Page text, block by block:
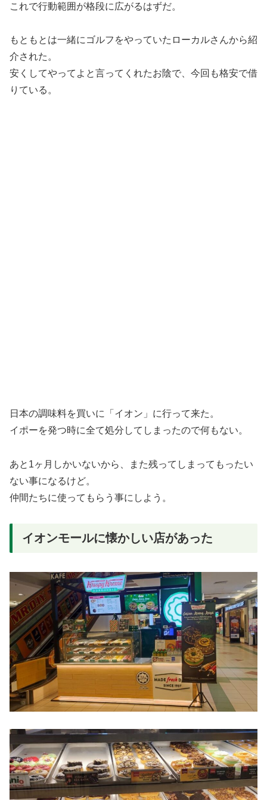
これで行動範囲が格段に広がるはずだ。
もともとは一緒にゴルフをやっていたローカルさんから紹
介された。
安くしてやってよと言ってくれたお陰で、今回も格安で借
りている。
日本の調味料を買いに「イオン」に行って来た。
イポーを発つ時に全て処分してしまったので何もない。
あと1ヶ月しかいないから、また残ってしまってもったい
ない事になるけど。
仲間たちに使ってもらう事にしよう。
イオンモールに懐かしい店があった